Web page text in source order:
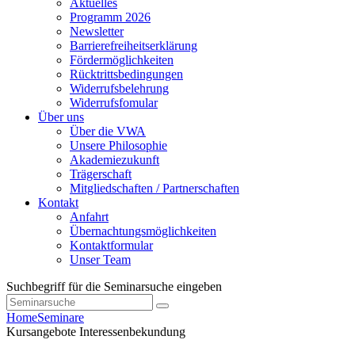
Aktuelles
Programm 2026
Newsletter
Barrierefreiheitserklärung
Fördermöglichkeiten
Rücktrittsbedingungen
Widerrufsbelehrung
Widerrufsfomular
Über uns
Über die VWA
Unsere Philosophie
Akademiezukunft
Trägerschaft
Mitgliedschaften / Partnerschaften
Kontakt
Anfahrt
Übernachtungsmöglichkeiten
Kontaktformular
Unser Team
Suchbegriff für die Seminarsuche eingeben
HomeSeminare
Kursangebote Interessenbekundung